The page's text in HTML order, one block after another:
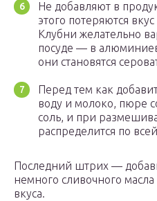
Не добавляют в
этого потеряются
Клубни желательно
посуде — в
они становятся
Перед тем как
воду и молоко, пюре
соль, и при
распределится по
Последний штрих —
немного сливочного
вкуса.